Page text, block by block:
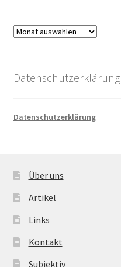
Archiv
Datenschutzerklärung
Datenschutzerklärung
Über uns
Artikel
Links
Kontakt
Subjektiv